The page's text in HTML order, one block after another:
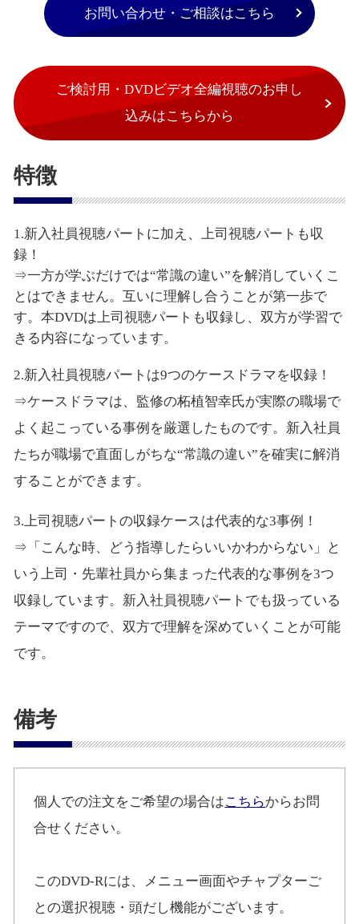
お問い合わせ・ご相談はこちら
ご検討用・DVDビデオ全編視聴のお申し
込みはこちらから
特徴
1.新入社員視聴パートに加え、上司視聴パートも収
録！
⇒一方が学ぶだけでは“常識の違い”を解消していくこ
とはできません。互いに理解し合うことが第一歩で
す。本DVDは上司視聴パートも収録し、双方が学習で
きる内容になっています。
2.新入社員視聴パートは9つのケースドラマを収録！
⇒ケースドラマは、監修の柘植智幸氏が実際の職場で
よく起こっている事例を厳選したものです。新入社員
たちが職場で直面しがちな“常識の違い”を確実に解消
することができます。
3.上司視聴パートの収録ケースは代表的な3事例！
⇒「こんな時、どう指導したらいいかわからない」と
いう上司・先輩社員から集まった代表的な事例を3つ
収録しています。新入社員視聴パートでも扱っている
テーマですので、双方で理解を深めていくことが可能
です。
備考
個人での注文をご希望の場合はこちらからお問
合せください。
このDVD-Rには、メニュー画面やチャプターご
との選択視聴・頭だし機能がございます。